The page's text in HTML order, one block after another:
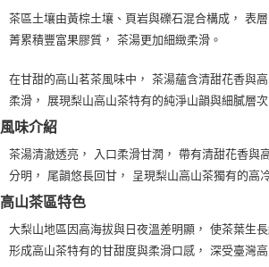
法說明評估內容。
【繳款方式說明】
1.分期款項不併入電信帳單，「大哥付你分期」於每
2.透過簡訊連結打開帳單後，可選擇「超商條碼／
【注意事項】
用戶於交易時，得透過本服務購買商品或服務，並
買賣價金債權讓與本公司後，依約使用本公司帳單繳
資料（包含姓名、電話或地址）提供予台灣大哥大進
3.完整用戶服務條款，請詳閱以下連結：https://
３．安心：先確認商品／服務後，再付款。
【「AFTEE先享後付」結帳流程】
結帳頁面，進行簡訊認證並確認金額後，即可完成
２．訂單成立數日內，您將收到繳費通知簡訊。
ATM／網路銀行／等多元方式進行付款，方視為交易
※ 請注意：結帳手續完成當下不需立刻繳費，但若
購買商品的店家。未經商家同意取消之訂單仍視為
後付繳納相關費用。
※ 交易是否成功請以「AFTEE先享後付 」之結帳頁
是否繳費成功／繳費後需取消欲退款等相關疑問，請
客戶支援中心」https://
【注意事項】
全家取貨付款
每筆NT$80，滿NT$1,200(含以上)免運費
付款後全家取貨
每筆NT$80，滿NT$1,200(含以上)免運費
萊爾富取貨付款
每筆NT$80，滿NT$1,200(含以上)免運費
付款後萊爾富取貨
7-11取貨付款
茶區土壤由黃棕土壤、頁岩與礫石混合構成， 表
菁累積豐富果膠質， 茶湯更加細緻柔滑。
在甘甜的高山茗茶風味中， 茶湯蘊含清甜花香與
柔滑， 展現梨山高山茶特有的純淨山韻與細膩層次
風味介紹
茶湯清澈透亮， 入口柔滑甘潤， 帶有清甜花香與
分明， 尾韻悠長回甘， 呈現梨山高山茶獨有的高
高山茶區特色
大梨山地區因高海拔與日夜溫差明顯， 使茶葉生
形成高山茶特有的甘甜度與柔滑口感， 深受臺灣